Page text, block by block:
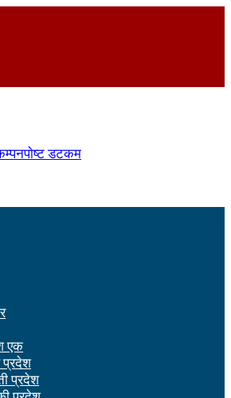
एक
प्रदेश